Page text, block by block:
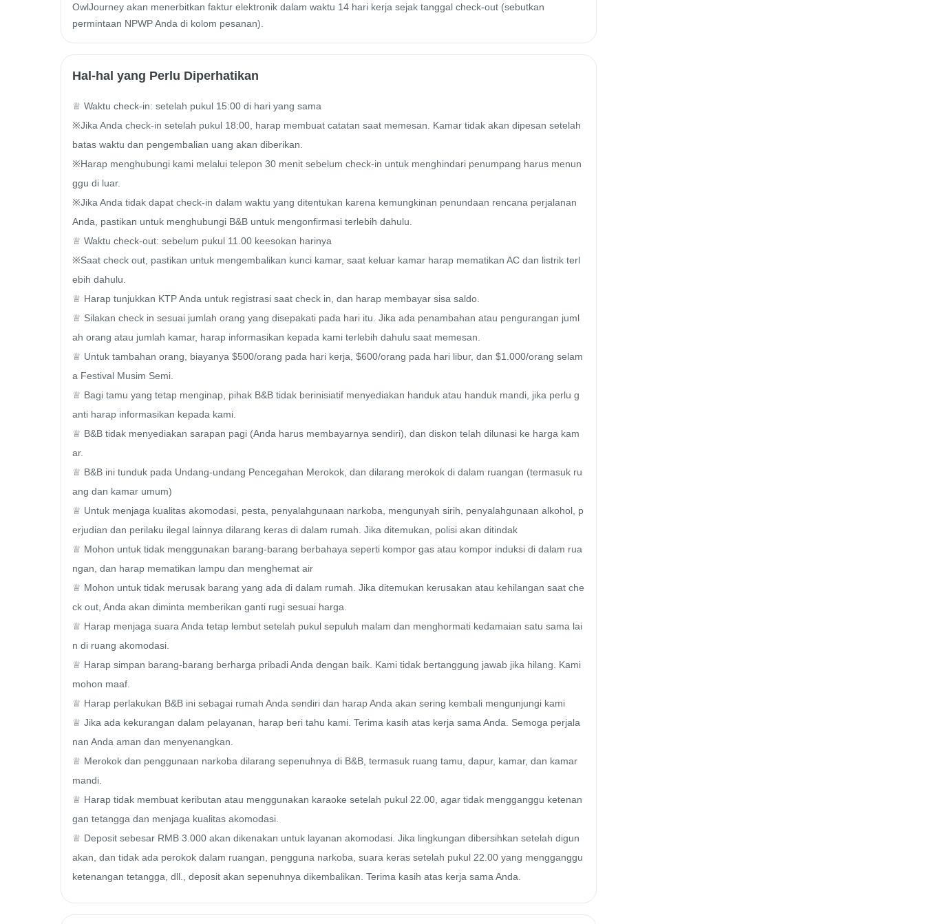
OwlJourney akan menerbitkan faktur elektronik dalam waktu 14 hari kerja sejak tanggal check-out (sebutkan
permintaan NPWP Anda di kolom pesanan).
Hal-hal yang Perlu Diperhatikan
♕ Waktu check-in: setelah pukul 15:00 di hari yang sama
※Jika Anda check-in setelah pukul 18:00, harap membuat catatan saat memesan. Kamar tidak akan dipesan setelah
batas waktu dan pengembalian uang akan diberikan.
※Harap menghubungi kami melalui telepon 30 menit sebelum check-in untuk menghindari penumpang harus menun
ggu di luar.
※Jika Anda tidak dapat check-in dalam waktu yang ditentukan karena kemungkinan penundaan rencana perjalanan
Anda, pastikan untuk menghubungi B&B untuk mengonfirmasi terlebih dahulu.
♕ Waktu check-out: sebelum pukul 11.00 keesokan harinya
※Saat check out, pastikan untuk mengembalikan kunci kamar, saat keluar kamar harap mematikan AC dan listrik terl
ebih dahulu.
♕ Harap tunjukkan KTP Anda untuk registrasi saat check in, dan harap membayar sisa saldo.
♕ Silakan check in sesuai jumlah orang yang disepakati pada hari itu. Jika ada penambahan atau pengurangan juml
ah orang atau jumlah kamar, harap informasikan kepada kami terlebih dahulu saat memesan.
♕ Untuk tambahan orang, biayanya $500/orang pada hari kerja, $600/orang pada hari libur, dan $1.000/orang selam
a Festival Musim Semi.
♕ Bagi tamu yang tetap menginap, pihak B&B tidak berinisiatif menyediakan handuk atau handuk mandi, jika perlu g
anti harap informasikan kepada kami.
♕ B&B tidak menyediakan sarapan pagi (Anda harus membayarnya sendiri), dan diskon telah dilunasi ke harga kam
ar.
♕ B&B ini tunduk pada Undang-undang Pencegahan Merokok, dan dilarang merokok di dalam ruangan (termasuk ru
ang dan kamar umum)
♕ Untuk menjaga kualitas akomodasi, pesta, penyalahgunaan narkoba, mengunyah sirih, penyalahgunaan alkohol, p
erjudian dan perilaku ilegal lainnya dilarang keras di dalam rumah. Jika ditemukan, polisi akan ditindak
♕ Mohon untuk tidak menggunakan barang-barang berbahaya seperti kompor gas atau kompor induksi di dalam rua
ngan, dan harap mematikan lampu dan menghemat air
♕ Mohon untuk tidak merusak barang yang ada di dalam rumah. Jika ditemukan kerusakan atau kehilangan saat che
ck out, Anda akan diminta memberikan ganti rugi sesuai harga.
♕ Harap menjaga suara Anda tetap lembut setelah pukul sepuluh malam dan menghormati kedamaian satu sama lai
n di ruang akomodasi.
♕ Harap simpan barang-barang berharga pribadi Anda dengan baik. Kami tidak bertanggung jawab jika hilang. Kami
mohon maaf.
♕ Harap perlakukan B&B ini sebagai rumah Anda sendiri dan harap Anda akan sering kembali mengunjungi kami
♕ Jika ada kekurangan dalam pelayanan, harap beri tahu kami. Terima kasih atas kerja sama Anda. Semoga perjala
nan Anda aman dan menyenangkan.
♕ Merokok dan penggunaan narkoba dilarang sepenuhnya di B&B, termasuk ruang tamu, dapur, kamar, dan kamar
mandi.
♕ Harap tidak membuat keributan atau menggunakan karaoke setelah pukul 22.00, agar tidak mengganggu ketenan
gan tetangga dan menjaga kualitas akomodasi.
♕ Deposit sebesar RMB 3.000 akan dikenakan untuk layanan akomodasi. Jika lingkungan dibersihkan setelah digun
akan, dan tidak ada perokok dalam ruangan, pengguna narkoba, suara keras setelah pukul 22.00 yang mengganggu
ketenangan tetangga, dll., deposit akan sepenuhnya dikembalikan. Terima kasih atas kerja sama Anda.